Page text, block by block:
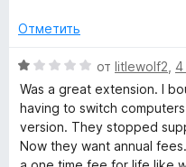
з
Отметить
О
ц
е
н
е
н
от litlewolf2 4
Was a great extension. I
having to switch
version. They stopped
Now they want annual